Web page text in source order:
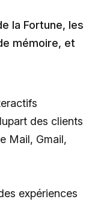
la Fortune, les
mémoire, et
des clients
Mail, Gmail,
expériences